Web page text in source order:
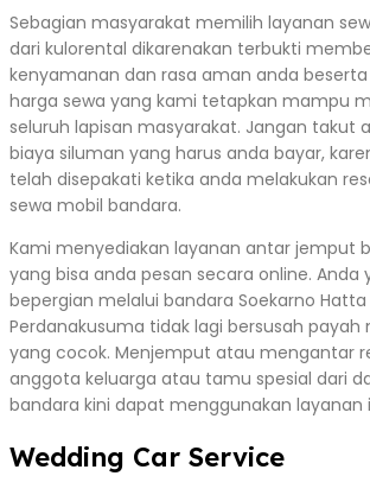
Sebagian masyarakat memilih layanan
dari kulorental dikarenakan terbukti
kenyamanan dan rasa aman anda beserta
harga sewa yang kami tetapkan mampu
seluruh lapisan masyarakat. Jangan takut
biaya siluman yang harus anda bayar,
telah disepakati ketika anda melakukan
sewa mobil bandara.
Kami menyediakan layanan antar jemput
yang bisa anda pesan secara online. Anda
bepergian melalui bandara Soekarno
Perdanakusuma tidak lagi bersusah payah
yang cocok. Menjemput atau mengantar
anggota keluarga atau tamu spesial dari
bandara kini dapat menggunakan layanan
Wedding Car Service